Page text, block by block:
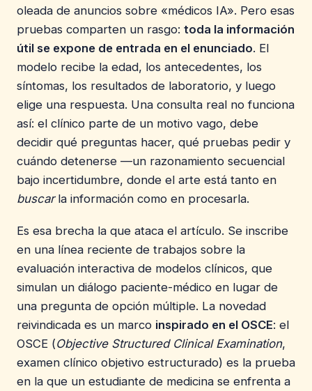
oleada de anuncios sobre «médicos IA». Pero esas
pruebas comparten un rasgo: toda la información
útil se expone de entrada en el enunciado. El
modelo recibe la edad, los antecedentes, los
síntomas, los resultados de laboratorio, y luego
elige una respuesta. Una consulta real no funciona
así: el clínico parte de un motivo vago, debe
decidir qué preguntas hacer, qué pruebas pedir y
cuándo detenerse —un razonamiento secuencial
bajo incertidumbre, donde el arte está tanto en
buscarla información como en procesarla.
Es esa brecha la que ataca el artículo. Se inscribe
en una línea reciente de trabajos sobre la
evaluación interactiva de modelos clínicos, que
simulan un diálogo paciente-médico en lugar de
una pregunta de opción múltiple. La novedad
reivindicada es un marco inspirado en el OSCE: el
OSCE (Objective Structured Clinical Examination,
examen clínico objetivo estructurado) es la prueba
en la que un estudiante de medicina se enfrenta a